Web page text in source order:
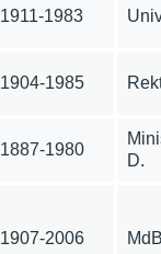
1911-1983
1904-1985
1887-1980
D.
1907-2006 MdB